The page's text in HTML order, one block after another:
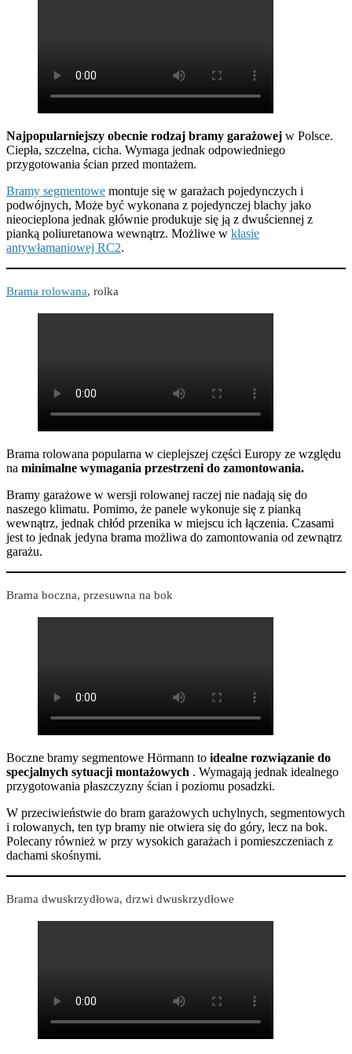
Najpopularniejszy obecnie rodzaj bramy garażowej w Polsce.
Ciepła, szczelna, cicha. Wymaga jednak odpowiedniego
przygotowania ścian przed montażem.
Bramy segmentowe montuje się w garażach pojedynczych i
podwójnych, Może być wykonana z pojedynczej blachy jako
nieocieplona jednak głównie produkuje się ją z dwuściennej z
pianką poliuretanowa wewnątrz. Możliwe w klasie
antywłamaniowej RC2.
Brama rolowana, rolka
Brama rolowana popularna w cieplejszej części Europy ze względu
na minimalne wymagania przestrzeni do zamontowania.
Bramy garażowe w wersji rolowanej raczej nie nadają się do
naszego klimatu. Pomimo, że panele wykonuje się z pianką
wewnątrz, jednak chłód przenika w miejscu ich łączenia. Czasami
jest to jednak jedyna brama możliwa do zamontowania od zewnątrz
garażu.
Brama boczna, przesuwna na bok
Boczne bramy segmentowe Hörmann to idealne rozwiązanie do
specjalnych sytuacji montażowych . Wymagają jednak idealnego
przygotowania płaszczyzny ścian i poziomu posadzki.
W przeciwieństwie do bram garażowych uchylnych, segmentowych
i rolowanych, ten typ bramy nie otwiera się do góry, lecz na bok.
Polecany również w przy wysokich garażach i pomieszczeniach z
dachami skośnymi.
Brama dwuskrzydłowa, drzwi dwuskrzydłowe